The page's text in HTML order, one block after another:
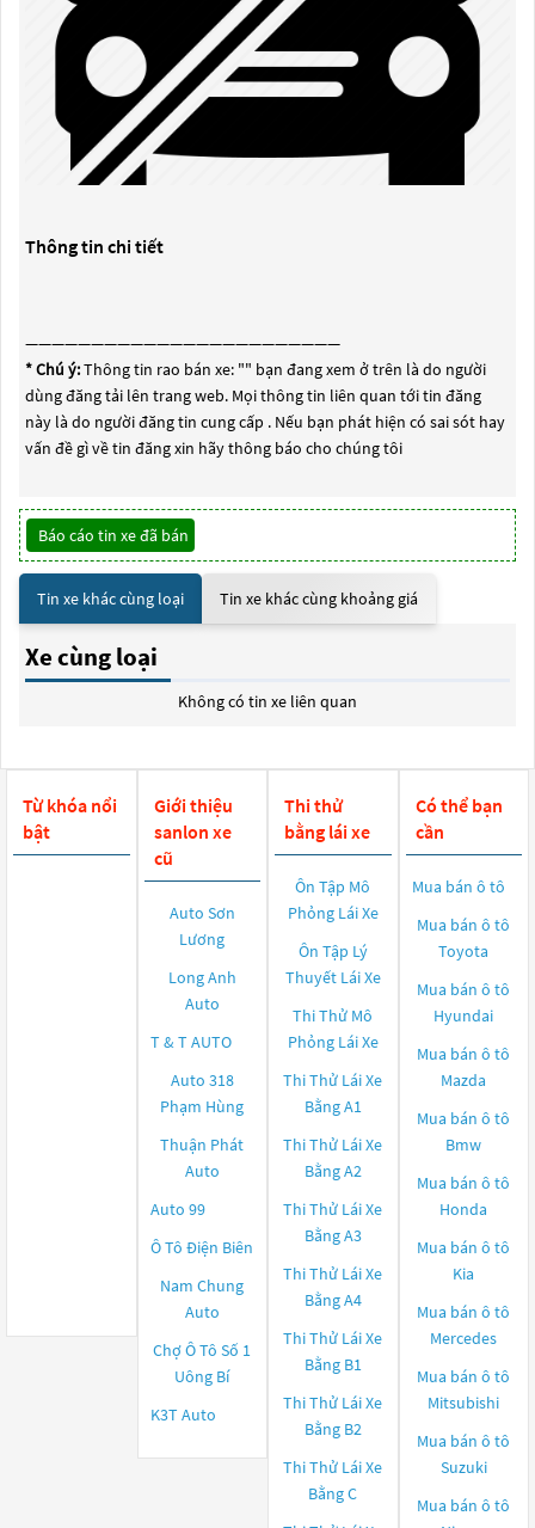
Thông tin chi tiết
————————————————————————
* Chú ý:Thông tin rao bán xe: "" bạn đang xem ở trên là do người
dùng đăng tải lên trang web. Mọi thông tin liên quan tới tin đăng
này là do người đăng tin cung cấp . Nếu bạn phát hiện có sai sót hay
vấn đề gì về tin đăng xin hãy thông báo cho chúng tôi
Báo cáo tin xe đã bán
Tin xe khác cùng loại Tin xe khác cùng khoảng giá
Xe cùng loại
Không có tin xe liên quan
Từ khóa nổi
bật
Giới thiệu
sanlon xe
cũ
Auto Sơn
Lương
Long Anh
Auto
T & T AUTO
Auto 318
Phạm Hùng
Thuận Phát
Auto
Auto 99
Ô Tô Điện Biên
Nam Chung
Auto
Chợ Ô Tô Số 1
Uông Bí
K3T Auto
Thi thử
bằng lái xe
Ôn Tập Mô
Phỏng Lái Xe
Ôn Tập Lý
Thuyết Lái Xe
Thi Thử Mô
Phỏng Lái Xe
Thi Thử Lái Xe
Bằng A1
Thi Thử Lái Xe
Bằng A2
Thi Thử Lái Xe
Bằng A3
Thi Thử Lái Xe
Bằng A4
Thi Thử Lái Xe
Bằng B1
Thi Thử Lái Xe
Bằng B2
Thi Thử Lái Xe
Bằng C
Có thể bạn
cần
Mua bán ô tô
Mua bán ô tô
Toyota
Mua bán ô tô
Hyundai
Mua bán ô tô
Mazda
Mua bán ô tô
Bmw
Mua bán ô tô
Honda
Mua bán ô tô
Kia
Mua bán ô tô
Mercedes
Mua bán ô tô
Mitsubishi
Mua bán ô tô
Suzuki
Mua bán ô tô